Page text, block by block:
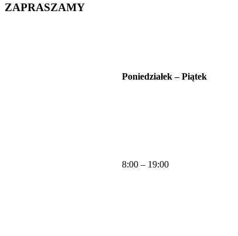
ZAPRASZAMY
Poniedziałek – Piątek
8:00 – 19:00